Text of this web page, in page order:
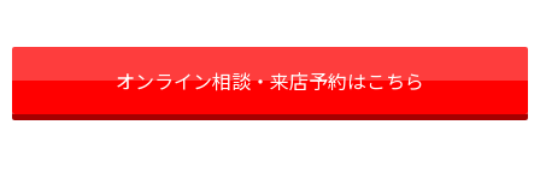
オンライン相談・来店予約はこちら